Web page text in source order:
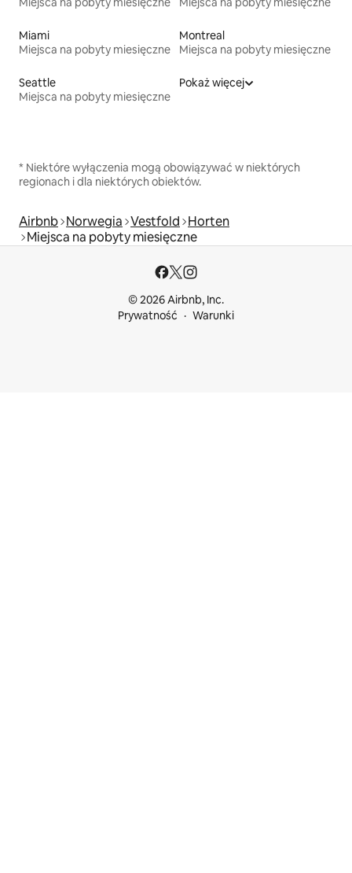
Miami
Miejsca na pobyty miesięczne
Montreal
Miejsca na pobyty miesięczne
Seattle
Miejsca na pobyty miesięczne
Pokaż więcej
* Niektóre wyłączenia mogą obowiązywać w niektórych
regionach i dla niektórych obiektów.
Airbnb Norwegia Vestfold Horten
Miejsca na pobyty miesięczne
© 2026 Airbnb, Inc.
Prywatność
Warunki